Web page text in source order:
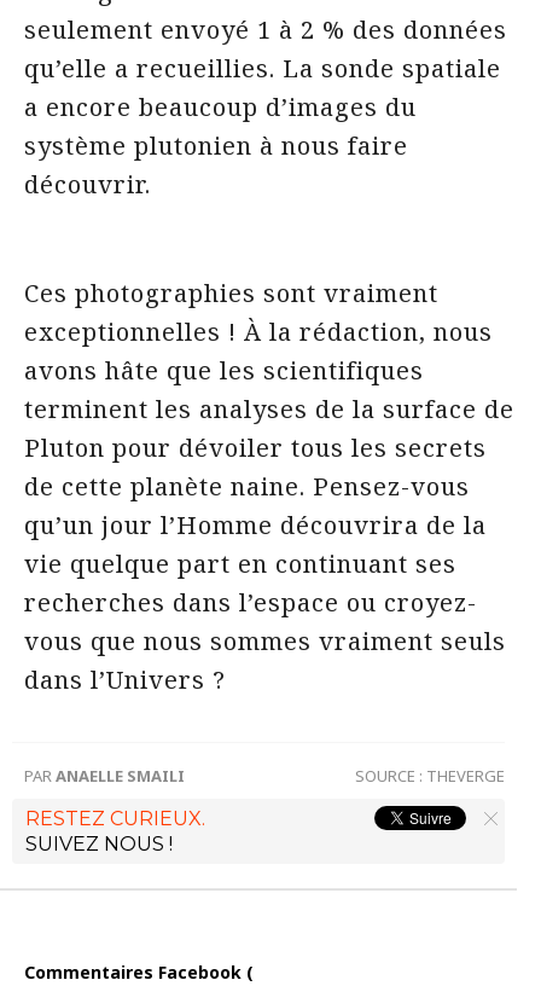
seulement envoyé 1 à 2 % des données
qu’elle a recueillies. La sonde spatiale
a encore beaucoup d’images du
système plutonien à nous faire
découvrir.
Ces photographies sont vraiment
exceptionnelles ! À la rédaction, nous
avons hâte que les scientifiques
terminent les analyses de la surface de
Pluton pour dévoiler tous les secrets
de cette planète naine. Pensez-vous
qu’un jour l’Homme découvrira de la
vie quelque part en continuant ses
recherches dans l’espace ou croyez-
vous que nous sommes vraiment seuls
dans l’Univers ?
SOURCE : THEVERGE
PARANAELLE SMAILI
RESTEZ CURIEUX.
SUIVEZ NOUS !
Commentaires Facebook (